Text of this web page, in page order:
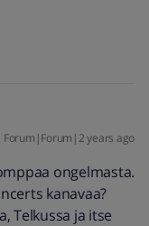
Forum|Forum|2 years ago
ongelmasta.
kanavaa?
Telkussa ja itse